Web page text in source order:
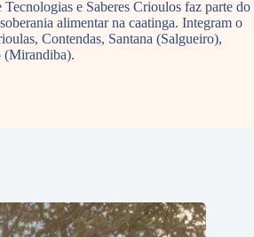
Tecnologias e Saberes Crioulos faz parte do
alimentar na caatinga. Integram o
Contendas, Santana (Salgueiro),
(Mirandiba).